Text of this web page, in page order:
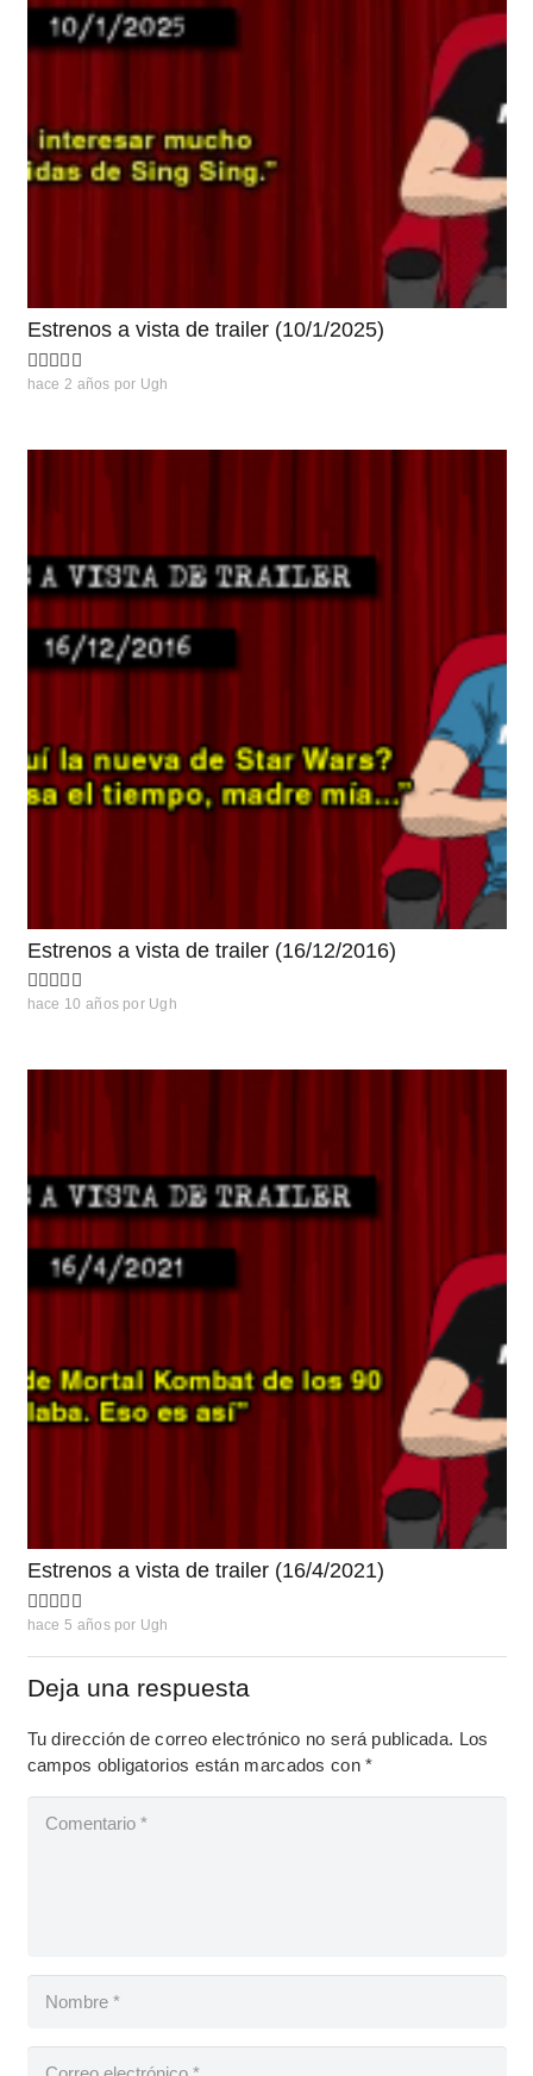
Estrenos a vista de trailer (10/1/2025)
hace 2 años por Ugh
Estrenos a vista de trailer (16/12/2016)
hace 10 años por Ugh
Estrenos a vista de trailer (16/4/2021)
hace 5 años por Ugh
Deja una respuesta
Tu dirección de correo electrónico no será publicada. Los
campos obligatorios están marcados con*